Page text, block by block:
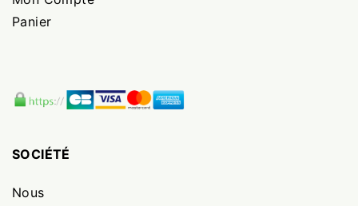
Panier
SOCIÉTÉ
Nous